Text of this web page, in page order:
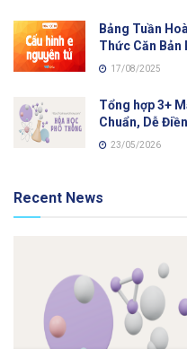
Bảng Tuần
Thức Căn Bản
17/08/2025
Tổng hợp 3+
Chuẩn, Dễ
23/05/2026
Recent News